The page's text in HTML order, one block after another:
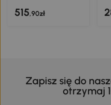
515,90zł
Zapisz się do
otrzymaj